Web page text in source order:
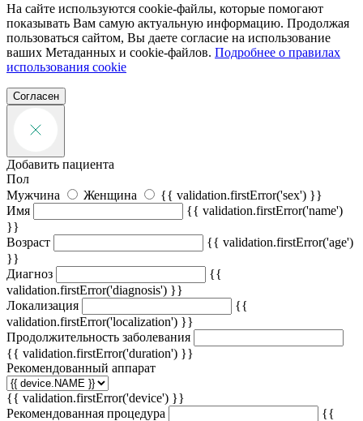
На сайте используются cookie-файлы, которые помогают
показывать Вам самую актуальную информацию. Продолжая
пользоваться сайтом, Вы даете согласие на использование
ваших Метаданных и cookie-файлов. Подробнее о правилах
использования cookie
Согласен
Добавить пациента
Пол
Мужчина
Женщина
{{ validation.firstError('sex') }}
Имя
{{ validation.firstError('name')
}}
Возраст
{{ validation.firstError('age')
}}
Диагноз
{{
validation.firstError('diagnosis') }}
Локализация
{{
validation.firstError('localization') }}
Продолжительность заболевания
{{ validation.firstError('duration') }}
Рекомендованный аппарат
{{ validation.firstError('device') }}
Рекомендованная процедура
{{